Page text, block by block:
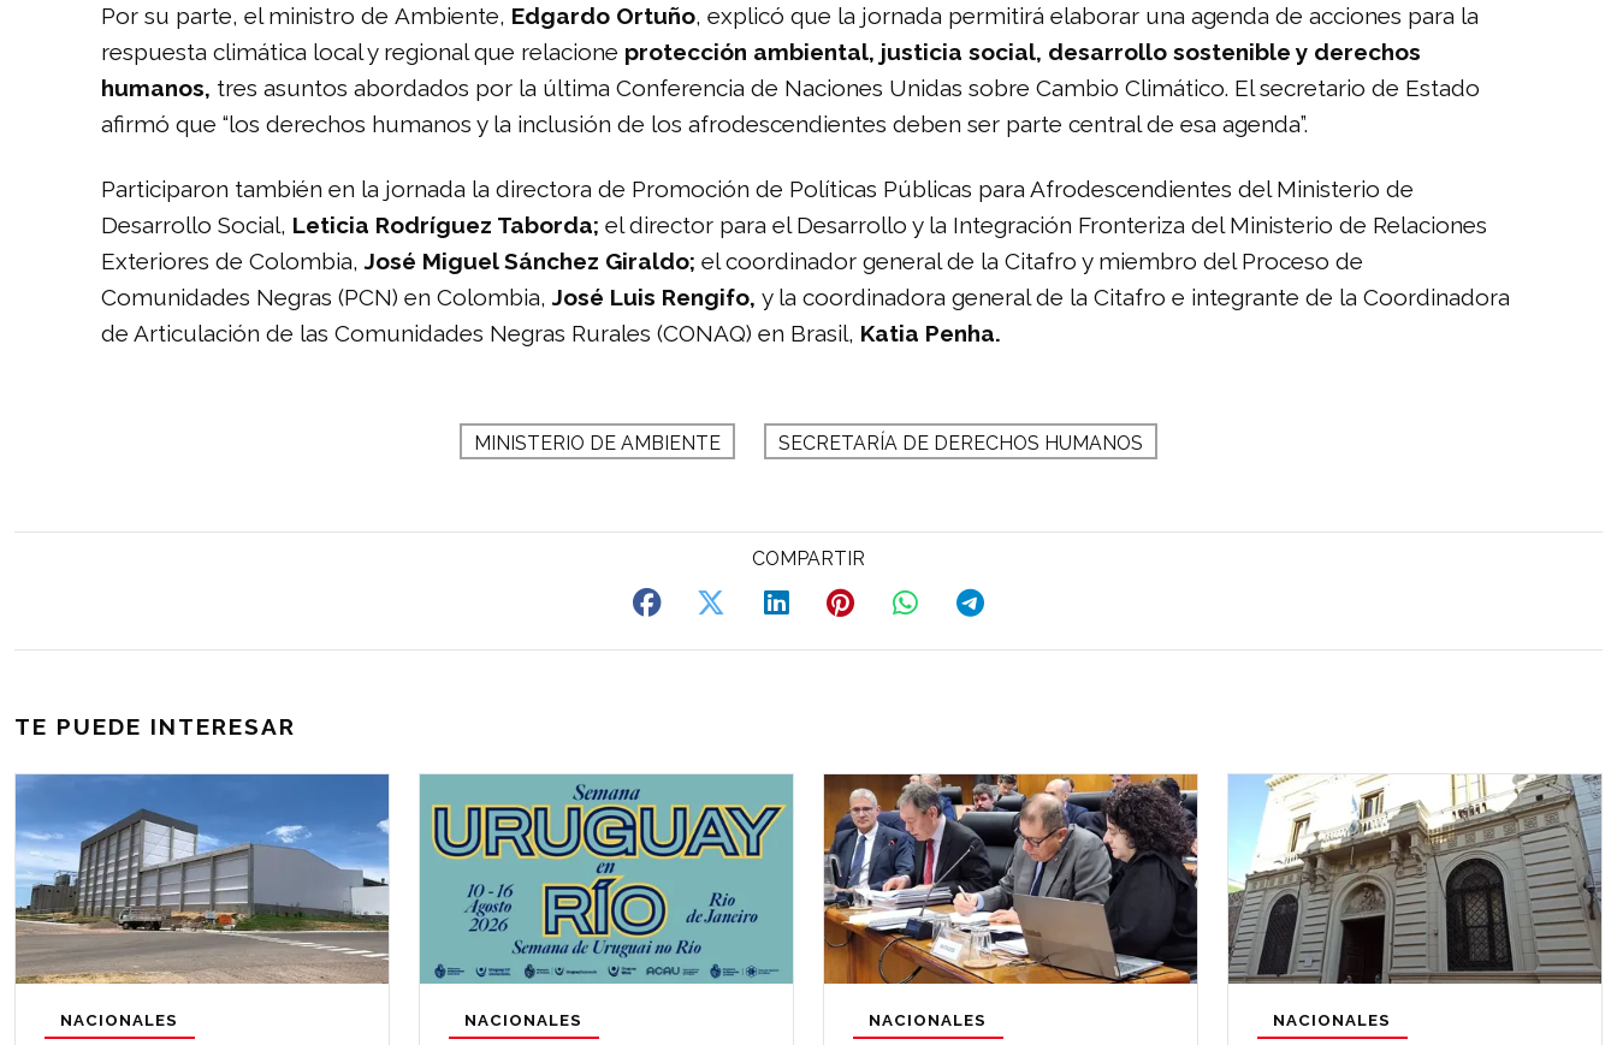
Por su parte, el ministro de Ambiente, Edgardo Ortuño, explicó que la jornada permitirá elaborar una agenda de acciones para la
respuesta climática local y regional que relacione protección ambiental, justicia social, desarrollo sostenible y derechos
humanos, tres asuntos abordados por la última Conferencia de Naciones Unidas sobre Cambio Climático. El secretario de Estado
afirmó que “los derechos humanos y la inclusión de los afrodescendientes deben ser parte central de esa agenda”.
Participaron también en la jornada la directora de Promoción de Políticas Públicas para Afrodescendientes del Ministerio de
Desarrollo Social, Leticia Rodríguez Taborda; el director para el Desarrollo y la Integración Fronteriza del Ministerio de Relaciones
Exteriores de Colombia, José Miguel Sánchez Giraldo; el coordinador general de la Citafro y miembro del Proceso de
Comunidades Negras (PCN) en Colombia, José Luis Rengifo, y la coordinadora general de la Citafro e integrante de la Coordinadora
de Articulación de las Comunidades Negras Rurales (CONAQ) en Brasil, Katia Penha.
MINISTERIO DE AMBIENTE SECRETARÍA DE DERECHOS HUMANOS
TE PUEDE INTERESAR
NACIONALES NACIONALES NACIONALES NACIONALES